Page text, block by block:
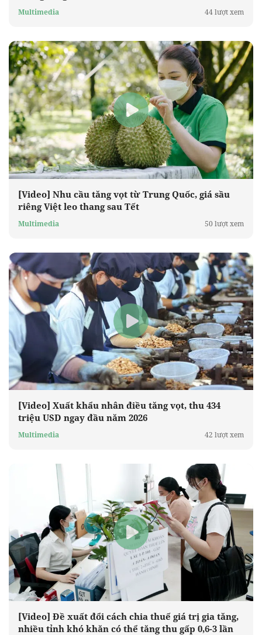
Multimedia 44 lượt xem
[Video] Nhu cầu tăng vọt từ Trung Quốc, giá sầu
riêng Việt leo thang sau Tết
Multimedia 50 lượt xem
[Video] Xuất khẩu nhân điều tăng vọt, thu 434
triệu USD ngay đầu năm 2026
Multimedia 42 lượt xem
[Video] Đề xuất đổi cách chia thuế giá trị gia tăng,
nhiều tỉnh khó khăn có thể tăng thu gấp 0,6-3 lần